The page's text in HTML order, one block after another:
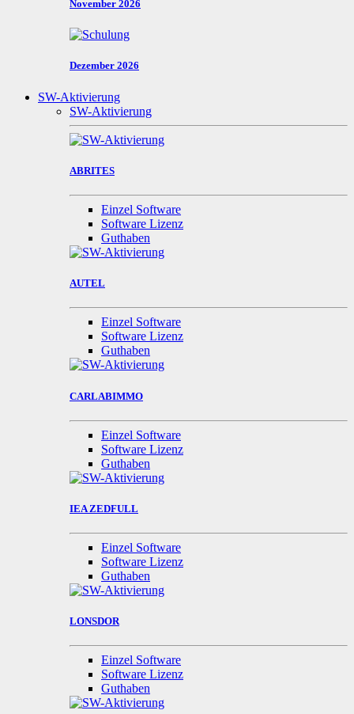
November 2026
Dezember 2026
SW-Aktivierung
SW-Aktivierung
ABRITES
Einzel Software
Software Lizenz
Guthaben
AUTEL
Einzel Software
Software Lizenz
Guthaben
CARLABIMMO
Einzel Software
Software Lizenz
Guthaben
IEA ZEDFULL
Einzel Software
Software Lizenz
Guthaben
LONSDOR
Einzel Software
Software Lizenz
Guthaben